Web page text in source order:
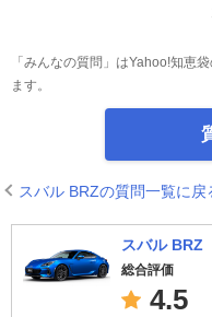
「みんなの質問」はYahoo!知恵
ます。
スバル BRZの質問一覧に戻
スバル BRZ
総合評価
4.5